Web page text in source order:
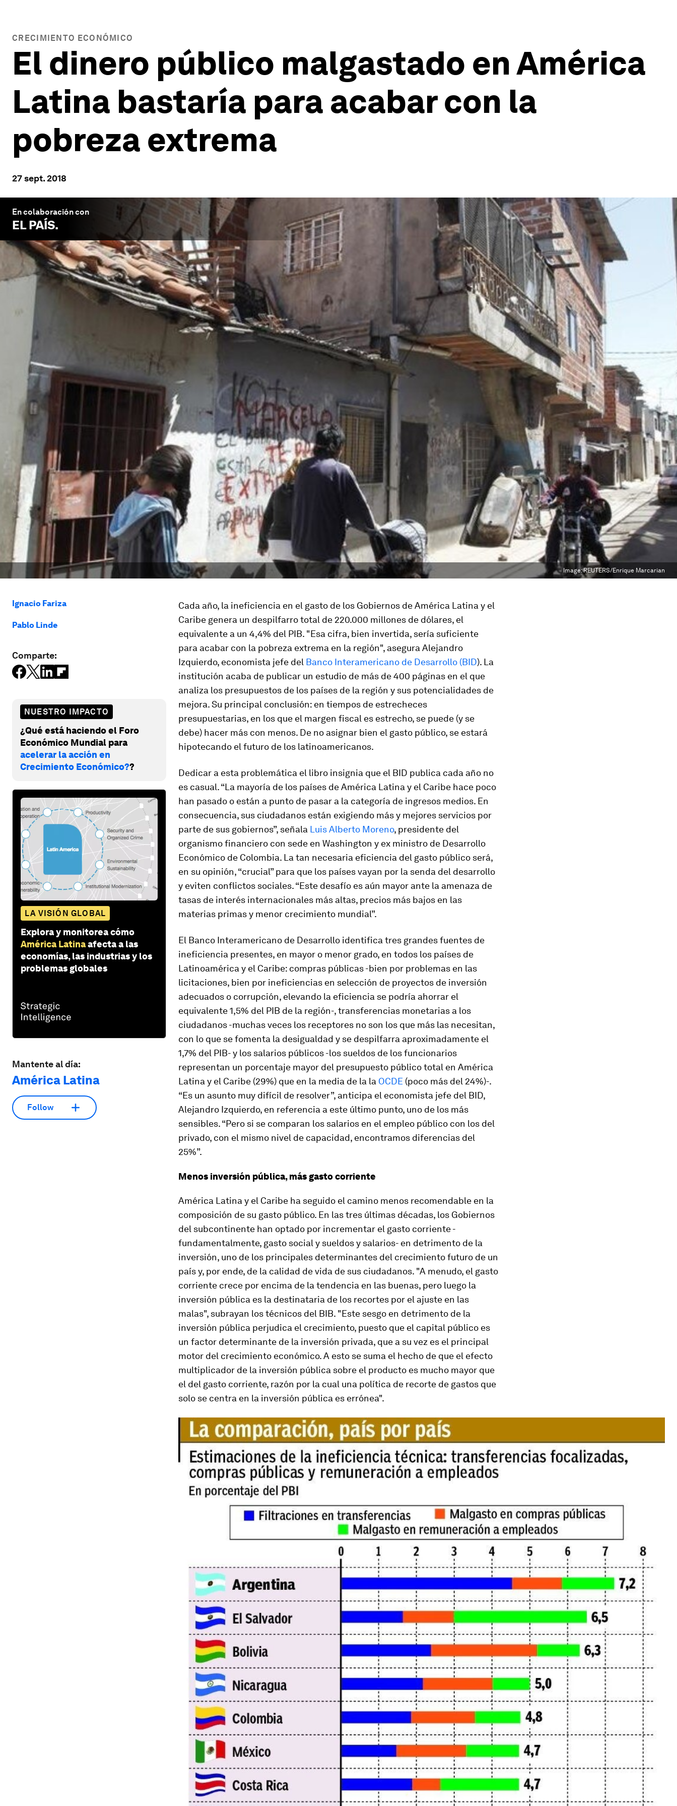
CRECIMIENTO ECONÓMICO
El dinero público malgastado en América
Latina bastaría para acabar con la
pobreza extrema
27 sept. 2018
En colaboración con
EL PAÍS.
Image:REUTERS/Enrique Marcarian
Ignacio Fariza
Pablo Linde
Comparte:
NUESTRO IMPACTO
¿Qué está haciendo el Foro
Económico Mundial para
acelerar la acción en
Crecimiento Económico??
LA VISIÓN GLOBAL
Explora y monitorea cómo
América Latinaafecta a las
economías, las industrias y los
problemas globales
Mantente al día:
América Latina
Follow
Cada año, la ineficiencia en el gasto de los Gobiernos de América Latina y el
Caribe genera un despilfarro total de 220.000 millones de dólares, el
equivalente a un 4,4% del PIB. "Esa cifra, bien invertida, sería suficiente
para acabar con la pobreza extrema en la región", asegura Alejandro
Izquierdo, economista jefe del Banco Interamericano de Desarrollo (BID). La
institución acaba de publicar un estudio de más de 400 páginas en el que
analiza los presupuestos de los países de la región y sus potencialidades de
mejora. Su principal conclusión: en tiempos de estrecheces
presupuestarias, en los que el margen fiscal es estrecho, se puede (y se
debe) hacer más con menos. De no asignar bien el gasto público, se estará
hipotecando el futuro de los latinoamericanos.
Dedicar a esta problemática el libro insignia que el BID publica cada año no
es casual. “La mayoría de los países de América Latina y el Caribe hace poco
han pasado o están a punto de pasar a la categoría de ingresos medios. En
consecuencia, sus ciudadanos están exigiendo más y mejores servicios por
parte de sus gobiernos”, señala Luis Alberto Moreno, presidente del
organismo financiero con sede en Washington y ex ministro de Desarrollo
Económico de Colombia. La tan necesaria eficiencia del gasto público será,
en su opinión, “crucial” para que los países vayan por la senda del desarrollo
y eviten conflictos sociales. “Este desafío es aún mayor ante la amenaza de
tasas de interés internacionales más altas, precios más bajos en las
materias primas y menor crecimiento mundial”.
El Banco Interamericano de Desarrollo identifica tres grandes fuentes de
ineficiencia presentes, en mayor o menor grado, en todos los países de
Latinoamérica y el Caribe: compras públicas -bien por problemas en las
licitaciones, bien por ineficiencias en selección de proyectos de inversión
adecuados o corrupción, elevando la eficiencia se podría ahorrar el
equivalente 1,5% del PIB de la región-, transferencias monetarias a los
ciudadanos -muchas veces los receptores no son los que más las necesitan,
con lo que se fomenta la desigualdad y se despilfarra aproximadamente el
1,7% del PIB- y los salarios públicos -los sueldos de los funcionarios
representan un porcentaje mayor del presupuesto público total en América
Latina y el Caribe (29%) que en la media de la la OCDE (poco más del 24%)-.
“Es un asunto muy difícil de resolver”, anticipa el economista jefe del BID,
Alejandro Izquierdo, en referencia a este último punto, uno de los más
sensibles. “Pero si se comparan los salarios en el empleo público con los del
privado, con el mismo nivel de capacidad, encontramos diferencias del
25%”.
Menos inversión pública, más gasto corriente
América Latina y el Caribe ha seguido el camino menos recomendable en la
composición de su gasto público. En las tres últimas décadas, los Gobiernos
del subcontinente han optado por incrementar el gasto corriente -
fundamentalmente, gasto social y sueldos y salarios- en detrimento de la
inversión, uno de los principales determinantes del crecimiento futuro de un
país y, por ende, de la calidad de vida de sus ciudadanos. "A menudo, el gasto
corriente crece por encima de la tendencia en las buenas, pero luego la
inversión pública es la destinataria de los recortes por el ajuste en las
malas", subrayan los técnicos del BIB. "Este sesgo en detrimento de la
inversión pública perjudica el crecimiento, puesto que el capital público es
un factor determinante de la inversión privada, que a su vez es el principal
motor del crecimiento económico. A esto se suma el hecho de que el efecto
multiplicador de la inversión pública sobre el producto es mucho mayor que
el del gasto corriente, razón por la cual una política de recorte de gastos que
solo se centra en la inversión pública es errónea".